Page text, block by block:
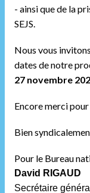
- ainsi que de la
SEJS.
Nous vous
dates de notre
27 novembre
Encore merci
Bien
Pour le Bureau
David RIGAUD
Secrétaire